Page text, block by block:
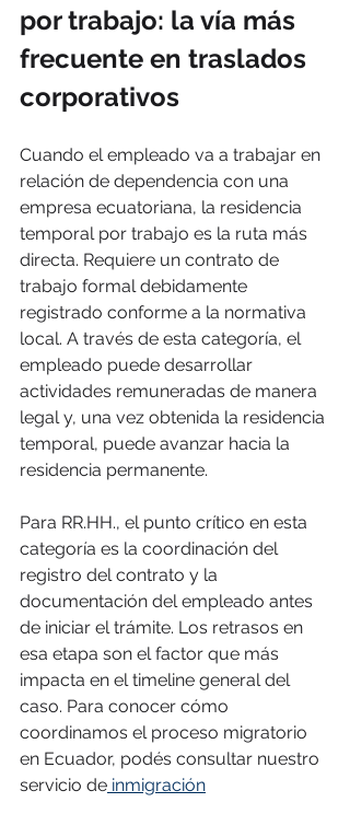
por trabajo: la vía más
frecuente en traslados
corporativos
Cuando el empleado va a trabajar en
relación de dependencia con una
empresa ecuatoriana, la residencia
temporal por trabajo es la ruta más
directa. Requiere un contrato de
trabajo formal debidamente
registrado conforme a la normativa
local. A través de esta categoría, el
empleado puede desarrollar
actividades remuneradas de manera
legal y, una vez obtenida la residencia
temporal, puede avanzar hacia la
residencia permanente.
Para RR.HH., el punto crítico en esta
categoría es la coordinación del
registro del contrato y la
documentación del empleado antes
de iniciar el trámite. Los retrasos en
esa etapa son el factor que más
impacta en el timeline general del
caso. Para conocer cómo
coordinamos el proceso migratorio
en Ecuador, podés consultar nuestro
servicio de inmigración